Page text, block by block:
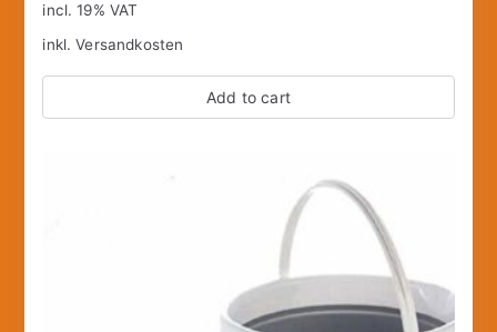
incl. 19% VAT
inkl.Versandkosten
Add to cart